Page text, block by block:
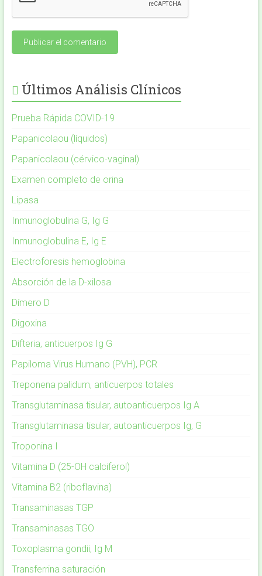
Últimos Análisis Clínicos
Prueba Rápida COVID-19
Papanicolaou (líquidos)
Papanicolaou (cérvico-vaginal)
Examen completo de orina
Lipasa
Inmunoglobulina G, Ig G
Inmunoglobulina E, Ig E
Electroforesis hemoglobina
Absorción de la D-xilosa
Dímero D
Digoxina
Difteria, anticuerpos Ig G
Papiloma Virus Humano (PVH), PCR
Treponena palidum, anticuerpos totales
Transglutaminasa tisular, autoanticuerpos Ig A
Transglutaminasa tisular, autoanticuerpos Ig, G
Troponina I
Vitamina D (25-OH calciferol)
Vitamina B2 (riboflavina)
Transaminasas TGP
Transaminasas TGO
Toxoplasma gondii, Ig M
Transferrina saturación